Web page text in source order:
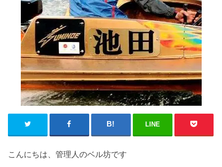
LINE
こんにちは、管理人のベル坊です